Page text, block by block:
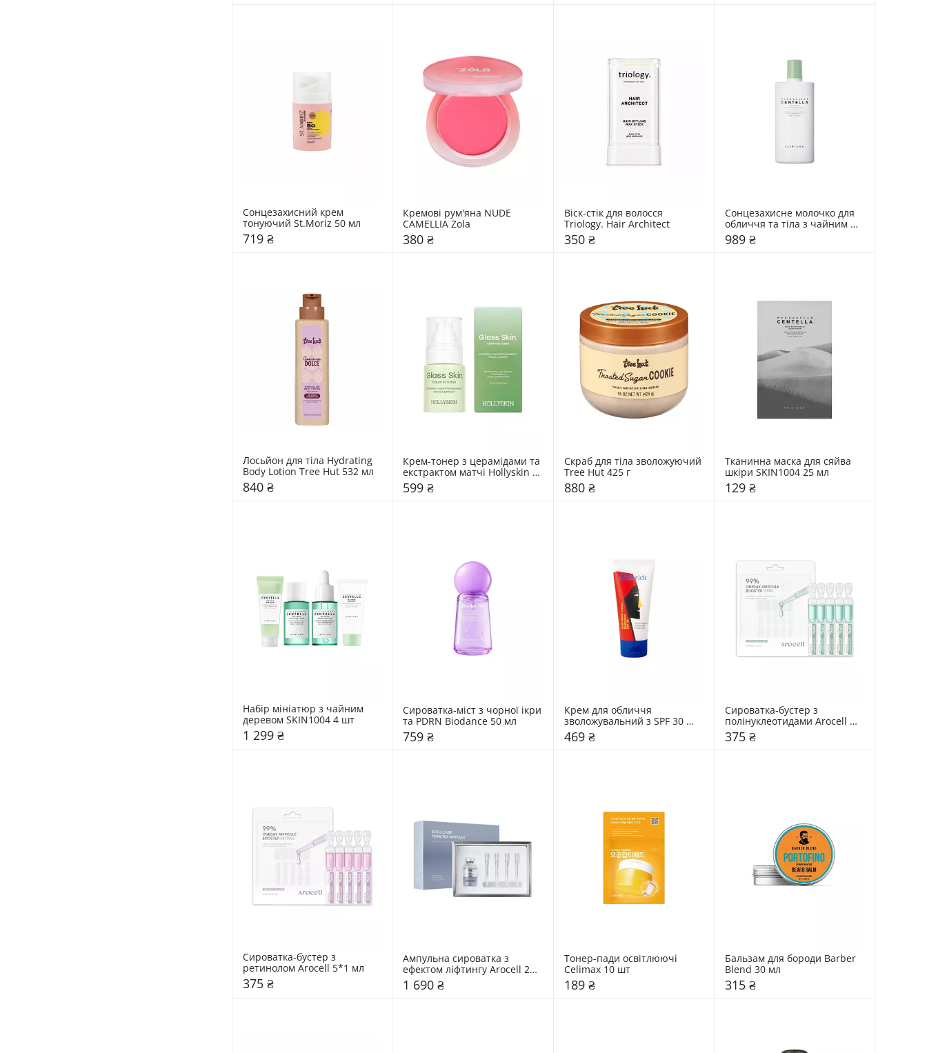
Сонцезахисний крем
тонуючий St.Moriz 50 мл
719 ₴
Кремові рум'яна NUDE
CAMELLIA Zola
380 ₴
Віск-стік для волосся
Triology. Hair Architect
350 ₴
Сонцезахисне молочко для
обличчя та тіла з чайним
деревом SKIN1004 50 мл
989 ₴
Лосьйон для тіла Hydrating
840 ₴
Крем-тонер з церамідами та
екстрактом матчі Hollyskin
50 мл
599 ₴
Скраб для тіла зволожуючий
Tree Hut 425 г
880 ₴
Тканинна маска для сяйва
шкіри SKIN1004 25 мл
129 ₴
Набір мініатюр з чайним
деревом SKIN1004 4 шт
1 299 ₴
Сироватка-міст з чорної ікри
та PDRN Biodance 50 мл
759 ₴
Крем для обличчя
зволожувальний з SPF 30
Malevich 50 мл
469 ₴
Сироватка-бустер з
полінуклеотидами Arocell
5*1 мл
375 ₴
Сироватка-бустер з
ретинолом Arocell 5*1 мл
375 ₴
Ампульна сироватка з
ефектом ліфтингу Arocell 28
мл
1 690 ₴
Тонер-пади освітлюючі
Celimax 10 шт
189 ₴
Бальзам для бороди Barber
Blend 30 мл
315 ₴